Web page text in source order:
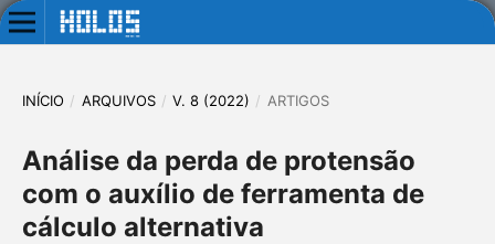
INÍCIO / ARQUIVOS / V. 8 (2022) / ARTIGOS
Análise da perda de protensão
com o auxílio de ferramenta de
cálculo alternativa